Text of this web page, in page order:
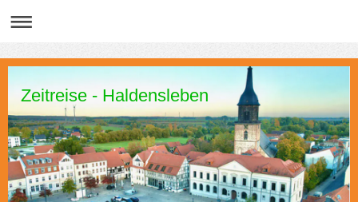
Zeitreise - Haldensleben